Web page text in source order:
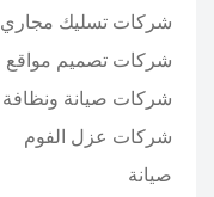
شركات تسليك مجاري
شركات تصميم مواقع
شركات صيانة ونظافة
شركات عزل الفوم
صيانة